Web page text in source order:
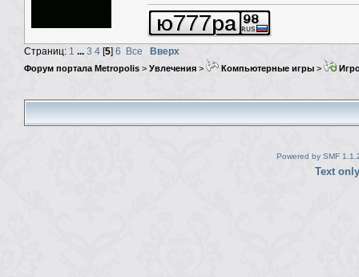
Страниц: 1 ... 3 4 [5] 6 Все Вверх
Форум портала Metropolis > Увлечения > Компьютерные игры >
Powered by SMF
Text